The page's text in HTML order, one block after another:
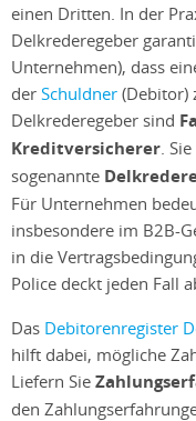
einen Dritten. In der
Delkrederegeber
Unternehmen), dass
der Schuldner (Debitor)
Delkrederegeber sind
Kreditversicherer .
sogenannte
Für Unternehmen
insbesondere im B2B-
in die
Police deckt jeden Fall
Das Debitorenregister
hilft dabei, mögliche
Liefern Sie
den